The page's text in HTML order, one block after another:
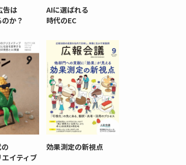
告は
か？
AIに選ばれる
時代のEC
イティブ
効果測定の新視点